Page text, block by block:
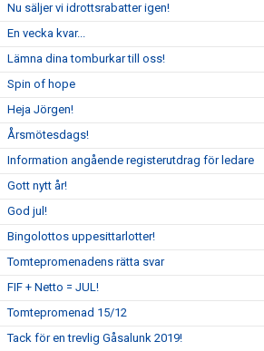
Nu säljer vi idrottsrabatter igen!
En vecka kvar...
Lämna dina tomburkar till oss!
Spin of hope
Heja Jörgen!
Årsmötesdags!
Information angående registerutdrag för ledare
Gott nytt år!
God jul!
Bingolottos uppesittarlotter!
Tomtepromenadens rätta svar
FIF + Netto = JUL!
Tomtepromenad 15/12
Tack för en trevlig Gåsalunk 2019!